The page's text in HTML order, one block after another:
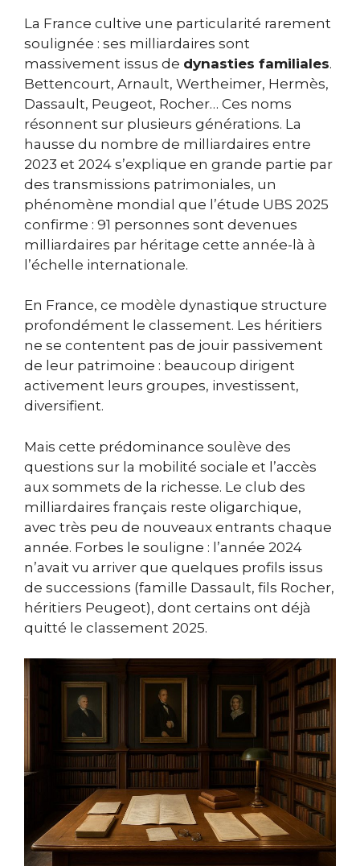
La France cultive une particularité rarement
soulignée : ses milliardaires sont
massivement issus de dynasties familiales.
Bettencourt, Arnault, Wertheimer, Hermès,
Dassault, Peugeot, Rocher… Ces noms
résonnent sur plusieurs générations. La
hausse du nombre de milliardaires entre
2023 et 2024 s’explique en grande partie par
des transmissions patrimoniales, un
phénomène mondial que l’étude UBS 2025
confirme : 91 personnes sont devenues
milliardaires par héritage cette année-là à
l’échelle internationale.
En France, ce modèle dynastique structure
profondément le classement. Les héritiers
ne se contentent pas de jouir passivement
de leur patrimoine : beaucoup dirigent
activement leurs groupes, investissent,
diversifient.
Mais cette prédominance soulève des
questions sur la mobilité sociale et l’accès
aux sommets de la richesse. Le club des
milliardaires français reste oligarchique,
avec très peu de nouveaux entrants chaque
année. Forbes le souligne : l’année 2024
n’avait vu arriver que quelques profils issus
de successions (famille Dassault, fils Rocher,
héritiers Peugeot), dont certains ont déjà
quitté le classement 2025.